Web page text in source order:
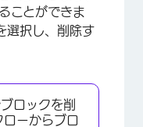
ことができま
選択し、削除す
ロックを削
ローからブロ